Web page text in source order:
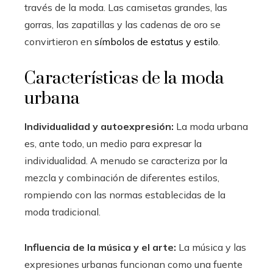
través de la moda. Las camisetas grandes, las
gorras, las zapatillas y las cadenas de oro se
convirtieron en símbolos de estatus y estilo
Características de la moda
urbana
Individualidad y autoexpresión: La moda urbana
es, ante todo, un medio para expresar la
individualidad. A menudo se caracteriza por la
mezcla y combinación de diferentes estilos,
rompiendo con las normas establecidas de la
moda tradicional.
Influencia de la música y el arte: La música y las
expresiones urbanas funcionan como una fuente